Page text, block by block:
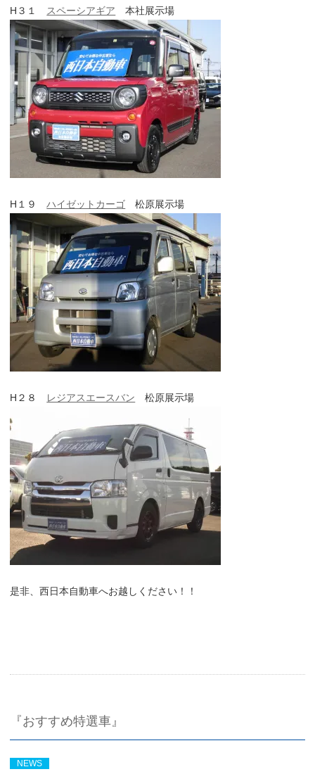
H３１ スペーシアギア 本社展示場
H１９ハイゼットカーゴ 松原展示場
H２８ レジアスエースバン 松原展示場
是非、西日本自動車へお越しください！！
『おすすめ特選車』
NEWS